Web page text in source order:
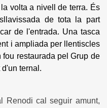
volta a nivell de terra. És
de tota la part
de l'entrada. Una tasca
i ampliada per llentiscles
restaurada pel Grup de
ternal.
Renodi cal seguir amunt,